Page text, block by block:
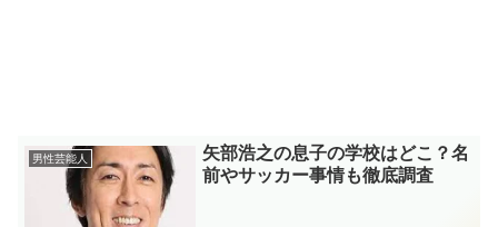
男性芸能人
矢部浩之の息子の学校はどこ？名
前やサッカー事情も徹底調査